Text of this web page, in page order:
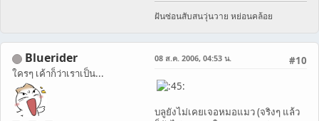
ฝันซ่อนสับสนวุ่นวาย หย่อนคล้อย
Bluerider
ใครๆ เค้าก็ว่าเราเป็น...
#10
08 ส.ค. 2006, 04:53 น.
บลูยังไม่เคยเจอหมอแมว (จริงๆ แล้ว